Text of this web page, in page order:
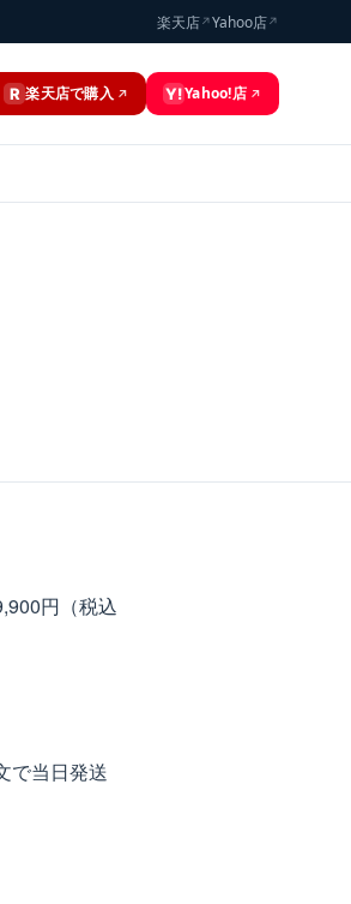
楽天店↗Yahoo店↗
R 楽天店で購入 ↗ Y!Yahoo!店 ↗
円（税込
で当日発送